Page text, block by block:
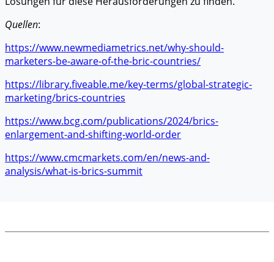
Quellen:
https://www.newmediametrics.net/why-should-
marketers-be-aware-of-the-bric-countries/
https://library.fiveable.me/key-terms/global-strategic-
marketing/brics-countries
https://www.bcg.com/publications/2024/brics-
enlargement-and-shifting-world-order
https://www.cmcmarkets.com/en/news-and-
analysis/what-is-brics-summit